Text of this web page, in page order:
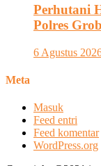
Perhutani
Polres
6 Agustus
Meta
Masuk
Feed entri
Feed komentar
WordPress.org